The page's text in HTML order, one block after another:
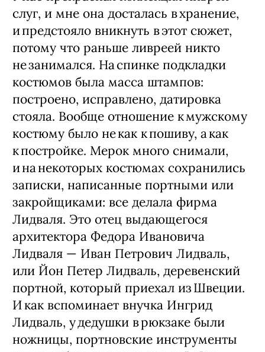
слуг, и мне она досталась в хранение,
и предстояло вникнуть в этот сюжет,
потому что раньше ливреей никто
не занимался. На спинке подкладки
костюмов была масса штампов:
построено, исправлено, датировка
стояла. Вообще отношение к мужскому
костюму было не как к пошиву, а как
к постройке. Мерок много снимали,
и на некоторых костюмах сохранились
записки, написанные портными или
закройщиками: все делала фирма
Лидваля. Это отец выдающегося
архитектора Федора Ивановича
Лидваля — ​Иван Петрович Лидваль,
или Йон Петер Лидваль, деревенский
портной, который приехал из Швеции.
И как вспоминает внучка Ингрид
Лидваль, у дедушки в рюкзаке были
ножницы, портновские инструменты